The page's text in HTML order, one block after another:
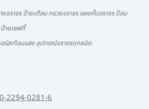
จราจร ป้ายเตือน กรวยจราจร แผงกั้นจราจร ป้อม
ายเซฟตี้
ร์สะท้อนแสง อุปกรณ์จราจรทุกชนิด
0-2294-0281-6